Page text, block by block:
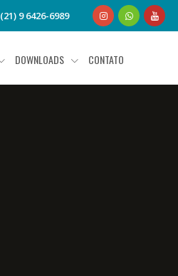
(21) 9 6426-6989
DOWNLOADS CONTATO